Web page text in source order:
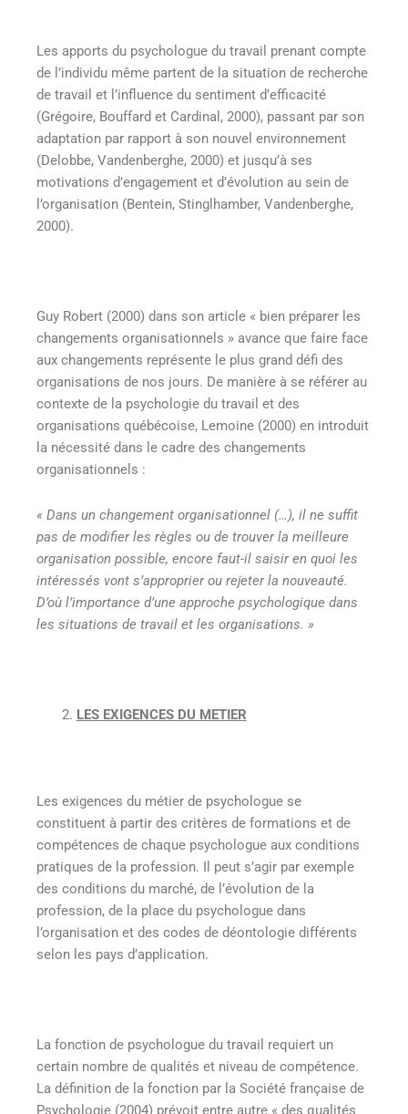
Les apports du psychologue du travail prenant compte
de l’individu même partent de la situation de recherche
de travail et l’influence du sentiment d’efficacité
(Grégoire, Bouffard et Cardinal, 2000), passant par son
adaptation par rapport à son nouvel environnement
(Delobbe, Vandenberghe, 2000) et jusqu’à ses
motivations d’engagement et d’évolution au sein de
l’organisation (Bentein, Stinglhamber, Vandenberghe,
2000).
Guy Robert (2000) dans son article « bien préparer les
changements organisationnels » avance que faire face
aux changements représente le plus grand défi des
organisations de nos jours. De manière à se référer au
contexte de la psychologie du travail et des
organisations québécoise, Lemoine (2000) en introduit
la nécessité dans le cadre des changements
organisationnels :
« Dans un changement organisationnel (…), il ne suffit
pas de modifier les règles ou de trouver la meilleure
organisation possible, encore faut-il saisir en quoi les
intéressés vont s’approprier ou rejeter la nouveauté.
D’où l’importance d’une approche psychologique dans
les situations de travail et les organisations. »
LES EXIGENCES DU METIER
Les exigences du métier de psychologue se
constituent à partir des critères de formations et de
compétences de chaque psychologue aux conditions
pratiques de la profession. Il peut s’agir par exemple
des conditions du marché, de l’évolution de la
profession, de la place du psychologue dans
l’organisation et des codes de déontologie différents
selon les pays d’application.
La fonction de psychologue du travail requiert un
certain nombre de qualités et niveau de compétence.
La définition de la fonction par la Société française de
Psychologie (2004) prévoit entre autre « des qualités